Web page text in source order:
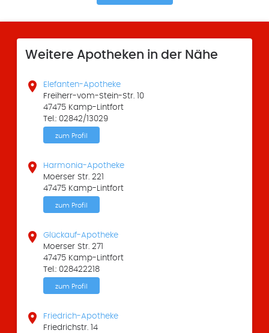
Weitere Apotheken in der Nähe

Elefanten-Apotheke
Freiherr-vom-Stein-Str. 10
47475 Kamp-Lintfort
Tel.: 02842/13029
zum Profil

Harmonia-Apotheke
Moerser Str. 221
47475 Kamp-Lintfort
zum Profil

Glückauf-Apotheke
Moerser Str. 271
47475 Kamp-Lintfort
Tel.: 028422218
zum Profil

Friedrich-Apotheke
Friedrichstr. 14